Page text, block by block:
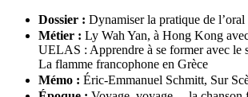
Dossier : Dynamiser la pratique de l’oral
Métier : Ly Wah Yan, à Hong Kong
UELAS : Apprendre à se former avec le
La flamme francophone en Grèce
Mémo : Éric-Emmanuel Schmitt, Sur